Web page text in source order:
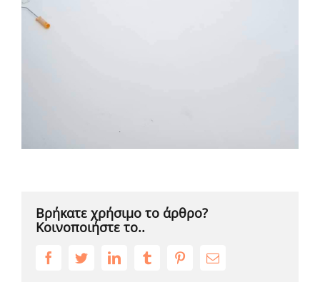
Βρήκατε χρήσιμο το άρθρο?
Κοινοποιήστε το..
FacebookTwitterLinkedInTumblr PinterestEmail